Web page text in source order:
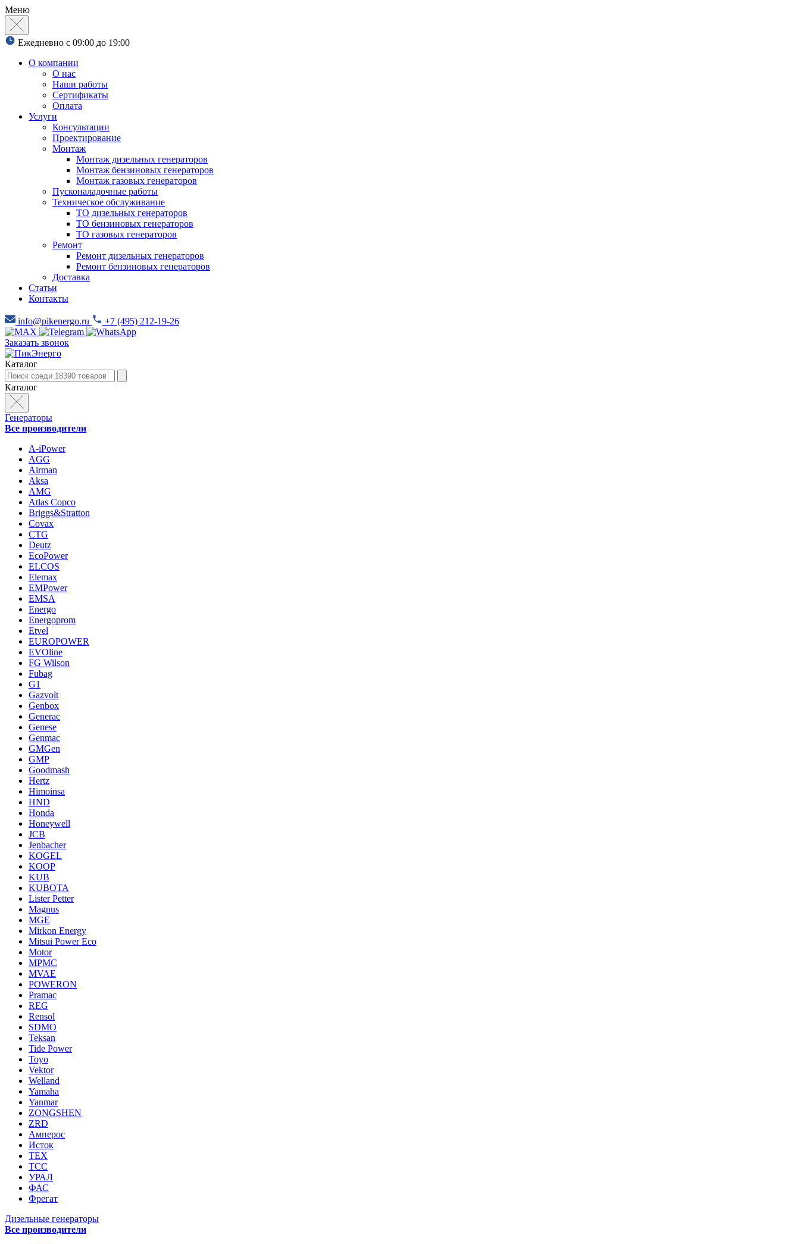
Меню
Ежедневно с 09:00 до 19:00
О компании
О нас
Наши работы
Сертификаты
Оплата
Услуги
Консультации
Проектирование
Монтаж
Монтаж дизельных генераторов
Монтаж бензиновых генераторов
Монтаж газовых генераторов
Пусконаладочные работы
Техническое обслуживание
ТО дизельных генераторов
ТО бензиновых генераторов
ТО газовых генераторов
Ремонт
Ремонт дизельных генераторов
Ремонт бензиновых генераторов
Доставка
Статьи
Контакты
info@pikenergo.ru +7 (495) 212-19-26
Заказать звонок
Каталог
Каталог
Генераторы
Все производители
A-iPower
AGG
Airman
Aksa
AMG
Atlas Copco
Briggs&Stratton
Covax
CTG
Deutz
EcoPower
ELCOS
Elemax
EMPower
EMSA
Energo
Energoprom
Etvel
EUROPOWER
EVOline
FG Wilson
Fubag
G1
Gazvolt
Genbox
Generac
Genese
Genmac
GMGen
GMP
Goodmash
Hertz
Himoinsa
HND
Honda
Honeywell
JCB
Jenbacher
KOGEL
KOOP
KUB
KUBOTA
Lister Petter
Magnus
MGE
Mirkon Energy
Mitsui Power Eco
Motor
MPMC
MVAE
POWERON
Pramac
REG
Rensol
SDMO
Teksan
Tide Power
Toyo
Vektor
Welland
Yamaha
Yanmar
ZONGSHEN
ZRD
Амперос
Исток
ТЕХ
ТСС
УРАЛ
ФАС
Фрегат
Дизельные генераторы
Все производители